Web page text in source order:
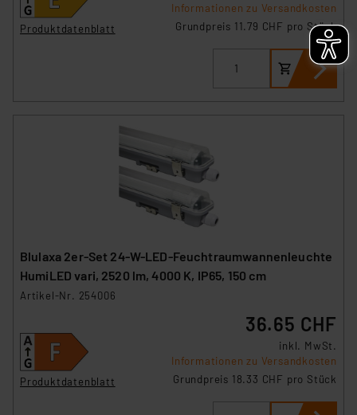
Produktdatenblatt
Informationen zu Versandkosten
Grundpreis 11.79 CHF pro Stück
Blulaxa 2er-Set 24-W-LED-Feuchtraumwannenleuchte
HumiLED vari, 2520 lm, 4000 K, IP65, 150 cm
Artikel-Nr. 254006
Produktdatenblatt
36.65 CHF
inkl. MwSt.
Informationen zu Versandkosten
Grundpreis 18.33 CHF pro Stück